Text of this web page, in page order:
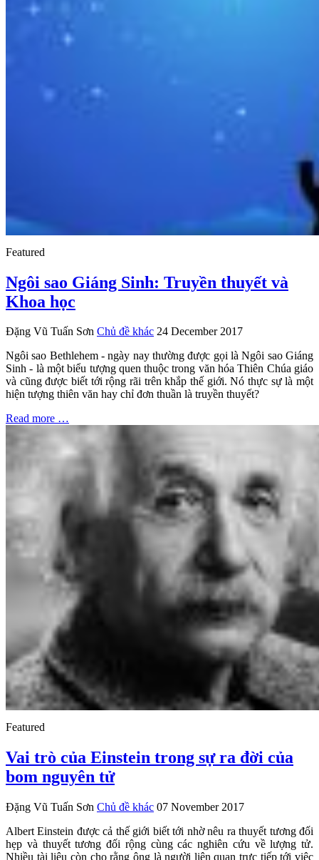
Featured
Ngôi sao Giáng Sinh: Truyền thuyết và
Khoa học
Đặng Vũ Tuấn Sơn Chủ đề khác 24 December 2017
Ngôi sao Bethlehem - ngày nay thường được gọi là Ngôi sao Giáng
Sinh - là một biểu tượng quen thuộc trong văn hóa Thiên Chúa giáo
và cũng được biết tới rộng rãi trên khắp thế giới. Nó thực sự là một
hiện tượng thiên văn hay chỉ đơn thuần là truyền thuyết?
Read more …
Featured
Vai trò của Einstein trong sự ra đời của
bom nguyên tử
Đặng Vũ Tuấn Sơn Chủ đề khác 07 November 2017
Albert Einstein được cả thế giới biết tới nhờ nêu ra thuyết tương đối
hẹp và thuyết tương đối rộng cùng các nghiên cứu về lượng tử.
Nhiều tài liệu còn cho rằng ông là người liên quan trực tiếp tới việc